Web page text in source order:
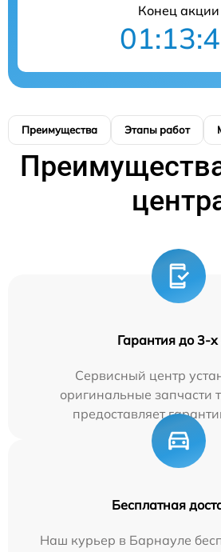
Конец акции
Преимущества Этапы работ
Гарантия до 3-х
Сервисный центр
оригинальные запчасти
предоставляет
Бесплатная
Наш курьер в Барнауле